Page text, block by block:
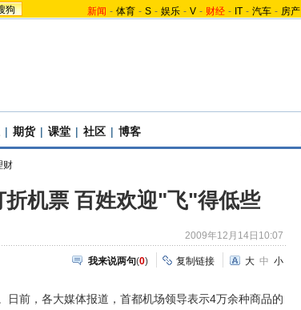
狗 新闻 - 体育 - S - 娱乐 - V - 财经 - IT - 汽车 - 房产
| 期货 | 课堂 | 社区 | 博客
财
机票 百姓欢迎"飞"得低些
2009年12月14日10:07
我来说两句(0) 复制链接 大 中 小
前，各大媒体报道，首都机场领导表示4万余种商品的